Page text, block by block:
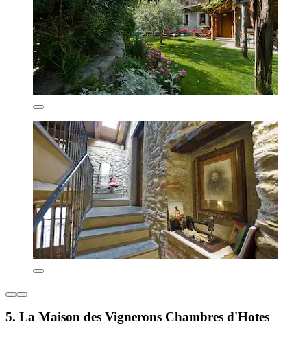
5. La Maison des Vignerons Chambres d'Hotes